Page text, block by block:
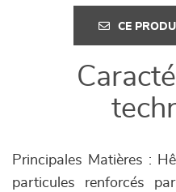
CE
Principales Matières :
particules renforcés